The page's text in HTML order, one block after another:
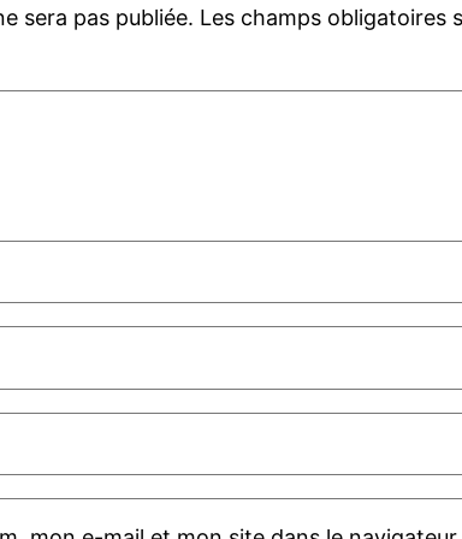
sera pas publiée. Les champs obligatoires